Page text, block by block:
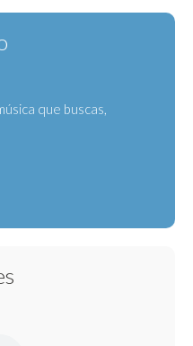
que buscas,